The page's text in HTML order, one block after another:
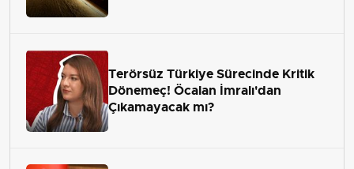
Terörsüz Türkiye Sürecinde Kritik
Dönemeç! Öcalan İmralı'dan
Çıkamayacak mı?